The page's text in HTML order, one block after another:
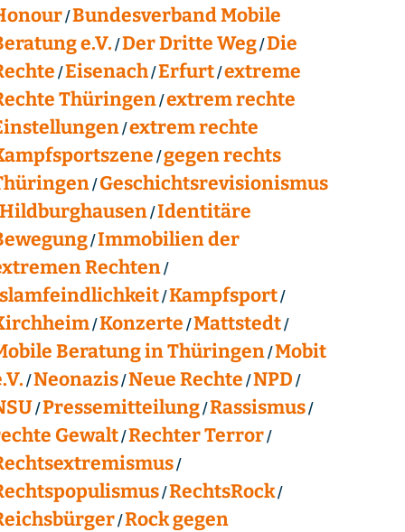
Bundesverband Mobile
e.V. Der Dritte Weg Die
Eisenach Erfurt extreme
Thüringen extrem rechte
extrem rechte
gegen rechts
Geschichtsrevisionismus
Identitäre
Immobilien der
Rechten
Kampfsport
Konzerte Mattstedt
Beratung in Thüringen Mobit
Neonazis Neue Rechte NPD
Pressemitteilung Rassismus
Gewalt Rechter Terror
RechtsRock
Rock gegen